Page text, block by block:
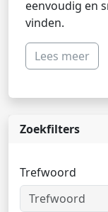
eenvoudig en
vinden.
Lees meer
Zoekfilters
Trefwoord